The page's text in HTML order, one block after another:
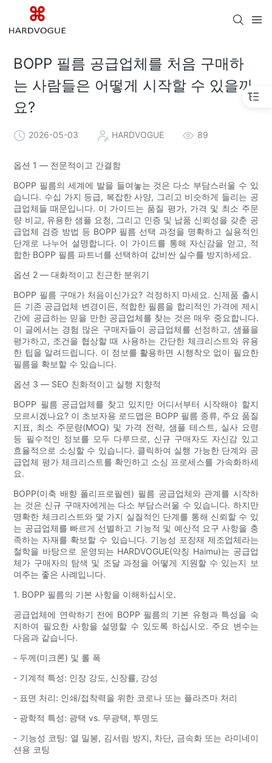
BOPP 필름 공급업체를 처음 구매하
는 사람들은 어떻게 시작할 수 있을까
요?
2026-05-03 HARDVOGUE 89
옵션 1 — 전문적이고 간결함
BOPP 필름의 세계에 발을 들여놓는 것은 다소 부담스러울 수 있
습니다. 수십 가지 등급, 복잡한 사양, 그리고 비슷하게 들리는 공
급업체들 때문입니다. 이 가이드는 품질 평가, 가격 및 최소 주문
량 비교, 유용한 샘플 요청, 그리고 인증 및 납품 신뢰성을 갖춘 공
급업체 검증 방법 등 BOPP 필름 선택 과정을 명확하고 실용적인
단계로 나누어 설명합니다. 이 가이드를 통해 자신감을 얻고, 적
합한 BOPP 필름 파트너를 선택하여 값비싼 실수를 방지하세요.
옵션 2 — 대화적이고 친근한 분위기
BOPP 필름 구매가 처음이신가요? 걱정하지 마세요. 신제품 출시
든 기존 공급업체 변경이든, 적합한 필름을 합리적인 가격에 제시
간에 공급하는 믿을 만한 공급업체를 찾는 것은 매우 중요합니다.
이 글에서는 경험 많은 구매자들이 공급업체를 선정하고, 샘플을
평가하고, 조건을 협상할 때 사용하는 간단한 체크리스트와 유용
한 팁을 알려드립니다. 이 정보를 활용하면 시행착오 없이 필요한
필름을 확보할 수 있습니다.
옵션 3 — SEO 친화적이고 실행 지향적
BOPP 필름 공급업체를 찾고 있지만 어디서부터 시작해야 할지
모르시겠나요? 이 초보자용 로드맵은 BOPP 필름 종류, 주요 품질
지표, 최소 주문량(MOQ) 및 가격 전략, 샘플 테스트, 실사 요령
등 필수적인 정보를 모두 다루므로, 신규 구매자도 자신감 있고
효율적으로 소싱할 수 있습니다. 클릭하여 실행 가능한 단계와 공
급업체 평가 체크리스트를 확인하고 소싱 프로세스를 가속화하세
요.
BOPP(이축 배향 폴리프로필렌) 필름 공급업체와 관계를 시작하
는 것은 신규 구매자에게는 다소 부담스러울 수 있습니다. 하지만
명확한 체크리스트와 몇 가지 실질적인 단계를 통해 신뢰할 수 있
는 공급업체를 빠르게 선별하고 기능적 및 예산적 요구 사항을 충
족하는 자재를 확보할 수 있습니다. 기능성 포장재 제조업체라는
철학을 바탕으로 운영되는 HARDVOGUE(약칭 Haimu)는 공급업
체가 구매자의 탐색 및 조달 과정을 어떻게 지원할 수 있는지 보
여주는 좋은 사례입니다.
1. BOPP 필름의 기본 사항을 이해하십시오.
공급업체에 연락하기 전에 BOPP 필름의 기본 유형과 특성을 숙
지하여 필요한 사항을 설명할 수 있도록 하십시오. 주요 변수는
다음과 같습니다.
- 두께(미크론) 및 롤 폭
- 기계적 특성: 인장 강도, 신장률, 강성
- 표면 처리: 인쇄/접착력을 위한 코로나 또는 플라즈마 처리
- 광학적 특성: 광택 vs. 무광택, 투명도
- 기능성 코팅: 열 밀봉, 김서림 방지, 차단, 금속화 또는 라미네이
션용 코팅